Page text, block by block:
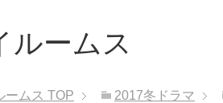
ルームス
ームス TOP 2017冬ドラマ